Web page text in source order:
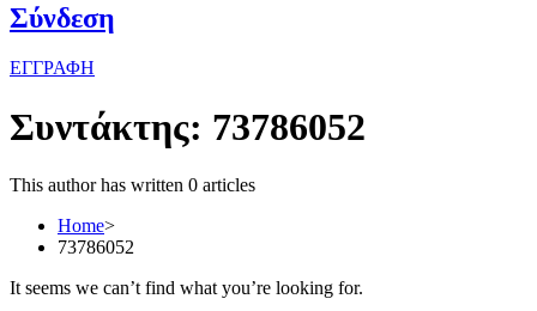
Σύνδεση
ΕΓΓΡΑΦΗ
Συντάκτης: 73786052
This author has written 0 articles
Home>
73786052
It seems we can’t find what you’re looking for.